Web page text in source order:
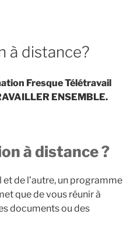
à distance?
Fresque Télétravail
ENSEMBLE.
à distance ?
de l’autre, un programme
que de vous réunir à
documents ou des